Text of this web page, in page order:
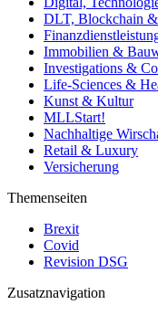
DLT, Blockchain
Immobilien &
Investigations &
Life-Sciences &
Kunst & Kultur
MLLStart!
Nachhaltige
Retail & Luxury
Versicherung
Themenseiten
Brexit
Covid
Revision DSG
Zusatznavigation